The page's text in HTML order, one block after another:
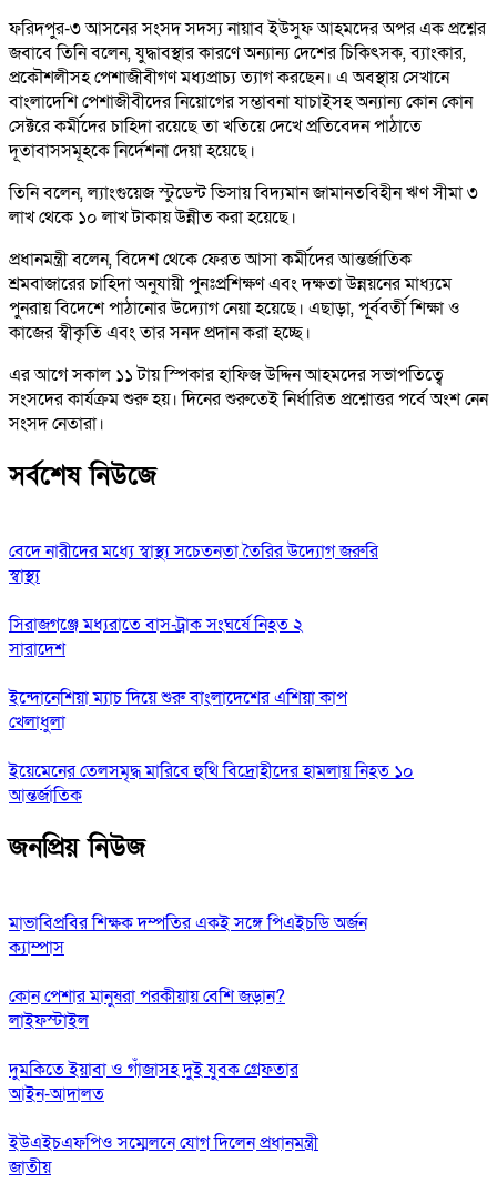
ফরিদপুর-৩ আসনের সংসদ সদস্য নায়াব ইউসুফ আহমদের অপর এক প্রশ্নের
জবাবে তিনি বলেন, যুদ্ধাবস্থার কারণে অন্যান্য দেশের চিকিৎসক, ব্যাংকার,
প্রকৌশলীসহ পেশাজীবীগণ মধ্যপ্রাচ্য ত্যাগ করছেন। এ অবস্থায় সেখানে
বাংলাদেশি পেশাজীবীদের নিয়োগের সম্ভাবনা যাচাইসহ অন্যান্য কোন কোন
সেক্টরে কর্মীদের চাহিদা রয়েছে তা খতিয়ে দেখে প্রতিবেদন পাঠাতে
দূতাবাসসমূহকে নির্দেশনা দেয়া হয়েছে।
তিনি বলেন, ল্যাংগুয়েজ স্টুডেন্ট ভিসায় বিদ্যমান জামানতবিহীন ঋণ সীমা ৩
লাখ থেকে ১০ লাখ টাকায় উন্নীত করা হয়েছে।
প্রধানমন্ত্রী বলেন, বিদেশ থেকে ফেরত আসা কর্মীদের আন্তর্জাতিক
শ্রমবাজারের চাহিদা অনুযায়ী পুনঃপ্রশিক্ষণ এবং দক্ষতা উন্নয়নের মাধ্যমে
পুনরায় বিদেশে পাঠানোর উদ্যোগ নেয়া হয়েছে। এছাড়া, পূর্ববর্তী শিক্ষা ও
কাজের স্বীকৃতি এবং তার সনদ প্রদান করা হচ্ছে।
এর আগে সকাল ১১ টায় স্পিকার হাফিজ উদ্দিন আহমদের সভাপতিত্বে
সংসদের কার্যক্রম শুরু হয়। দিনের শুরুতেই নির্ধারিত প্রশ্নোত্তর পর্বে অংশ নেন
সংসদ নেতারা।
সর্বশেষ নিউজে
বেদে নারীদের মধ্যে স্বাস্থ্য সচেতনতা তৈরির উদ্যোগ জরুরি
স্বাস্থ্য
সিরাজগঞ্জে মধ্যরাতে বাস-ট্রাক সংঘর্ষে নিহত ২
সারাদেশ
ইন্দোনেশিয়া ম্যাচ দিয়ে শুরু বাংলাদেশের এশিয়া কাপ
খেলাধুলা
ইয়েমেনের তেলসমৃদ্ধ মারিবে হুথি বিদ্রোহীদের হামলায় নিহত ১০
আন্তর্জাতিক
জনপ্রিয় নিউজ
মাভাবিপ্রবির শিক্ষক দম্পতির একই সঙ্গে পিএইচডি অর্জন
ক্যাম্পাস
কোন পেশার মানুষরা পরকীয়ায় বেশি জড়ান?
লাইফস্টাইল
দুমকিতে ইয়াবা ও গাঁজাসহ দুই যুবক গ্রেফতার
আইন-আদালত
ইউএইচএফপিও সম্মেলনে যোগ দিলেন প্রধানমন্ত্রী
জাতীয়